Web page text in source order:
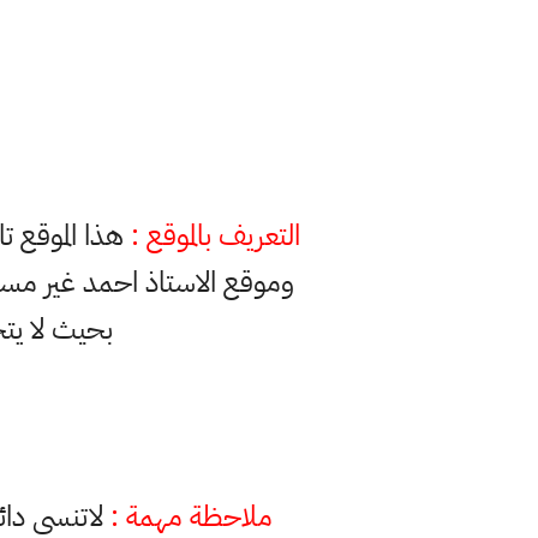
التعريف بالموقع : هذا الموقع
وموقع الاستاذ احمد غير
بحيث لا
ملاحظة مهمة : لاتنسى